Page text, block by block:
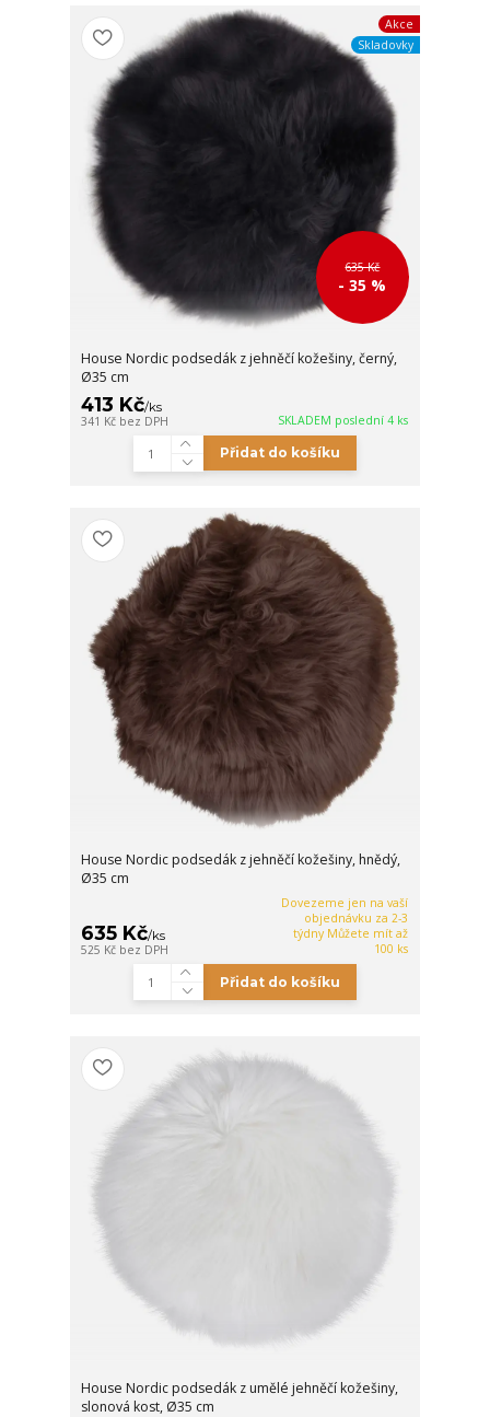
Akce
Skladovky
635 Kč
- 35 %
House Nordic podsedák z jehněčí kožešiny, černý,
Ø35 cm
413 Kč/ks
341 Kč bez DPH SKLADEM poslední 4 ks
Přidat do košíku
House Nordic podsedák z jehněčí kožešiny, hnědý,
Ø35 cm
635 Kč/ks
525 Kč bez DPH
Dovezeme jen na vaší
objednávku za 2-3
týdny Můžete mít až
100 ks
Přidat do košíku
House Nordic podsedák z umělé jehněčí kožešiny,
slonová kost, Ø35 cm